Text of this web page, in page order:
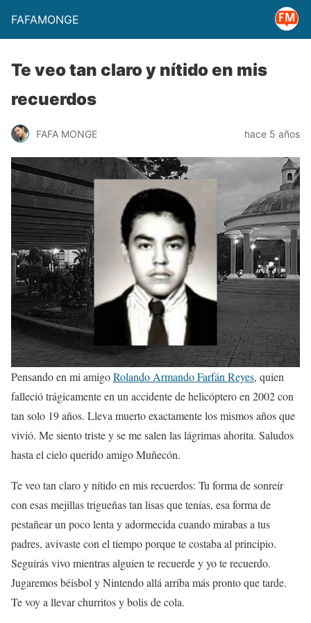
FAFAMONGE
Te veo tan claro y nítido en mis
recuerdos
FAFA MONGE hace 5 años
Pensando en mi amigoRolando Armando Farfán Reyes, quien
falleció trágicamente en un accidente de helicóptero en 2002 con
tan solo 19 años. Lleva muerto exactamente los mismos años que
vivió. Me siento triste y se me salen las lágrimas ahorita. Saludos
hasta el cielo querido amigo Muñecón.
Te veo tan claro y nítido en mis recuerdos: Tu forma de sonreír
con esas mejillas trigueñas tan lisas que tenías, esa forma de
pestañear un poco lenta y adormecida cuando mirabas a tus
padres, avivaste con el tiempo porque te costaba al principio.
Seguirás vivo mientras alguien te recuerde y yo te recuerdo.
Jugaremos béisbol y Nintendo allá arriba más pronto que tarde.
Te voy a llevar churritos y bolis de cola.